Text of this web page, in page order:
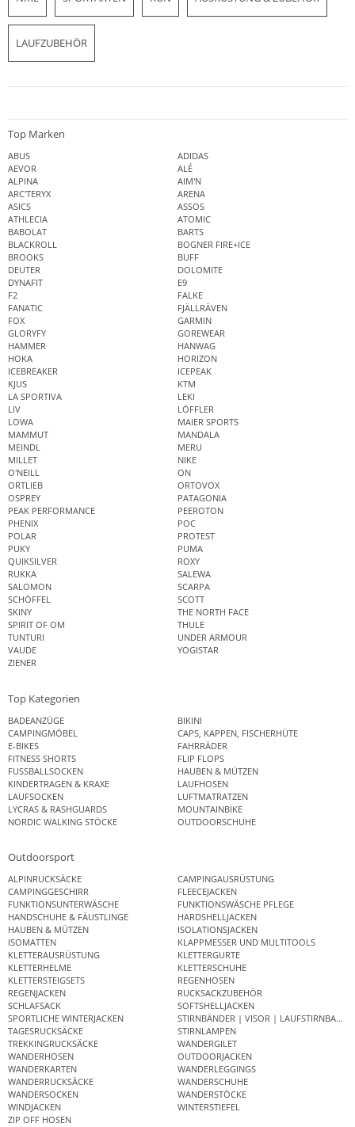
LAUFZUBEHÖR
Top Marken
ABUS
ADIDAS
AEVOR
ALÉ
ALPINA
AIM'N
ARC'TERYX
ARENA
ASICS
ASSOS
ATHLECIA
ATOMIC
BABOLAT
BARTS
BLACKROLL
BOGNER FIRE+ICE
BROOKS
BUFF
DEUTER
DOLOMITE
DYNAFIT
E9
F2
FALKE
FANATIC
FJÄLLRÄVEN
FOX
GARMIN
GLORYFY
GOREWEAR
HAMMER
HANWAG
HOKA
HORIZON
ICEBREAKER
ICEPEAK
KJUS
KTM
LA SPORTIVA
LEKI
LIV
LÖFFLER
LOWA
MAIER SPORTS
MAMMUT
MANDALA
MEINDL
MERU
MILLET
NIKE
O'NEILL
ON
ORTLIEB
ORTOVOX
OSPREY
PATAGONIA
PEAK PERFORMANCE
PEEROTON
PHENIX
POC
POLAR
PROTEST
PUKY
PUMA
QUIKSILVER
ROXY
RUKKA
SALEWA
SALOMON
SCARPA
SCHÖFFEL
SCOTT
SKINY
THE NORTH FACE
SPIRIT OF OM
THULE
TUNTURI
UNDER ARMOUR
VAUDE
YOGISTAR
ZIENER
Top Kategorien
BADEANZÜGE
BIKINI
CAMPINGMÖBEL
CAPS, KAPPEN, FISCHERHÜTE
E-BIKES
FAHRRÄDER
FITNESS SHORTS
FLIP FLOPS
FUSSBALLSOCKEN
HAUBEN & MÜTZEN
KINDERTRAGEN & KRAXE
LAUFHOSEN
LAUFSOCKEN
LUFTMATRATZEN
LYCRAS & RASHGUARDS
MOUNTAINBIKE
NORDIC WALKING STÖCKE
OUTDOORSCHUHE
Outdoorsport
ALPINRUCKSÄCKE
CAMPINGAUSRÜSTUNG
CAMPINGGESCHIRR
FLEECEJACKEN
FUNKTIONSUNTERWÄSCHE
FUNKTIONSWÄSCHE PFLEGE
HANDSCHUHE & FÄUSTLINGE
HARDSHELLJACKEN
HAUBEN & MÜTZEN
ISOLATIONSJACKEN
ISOMATTEN
KLAPPMESSER UND MULTITOOLS
KLETTERAUSRÜSTUNG
KLETTERGURTE
KLETTERHELME
KLETTERSCHUHE
KLETTERSTEIGSETS
REGENHOSEN
REGENJACKEN
RUCKSACKZUBEHÖR
SCHLAFSACK
SOFTSHELLJACKEN
SPORTLICHE WINTERJACKEN
STIRNBÄNDER | VISOR | LAUFSTIRNBAND
TAGESRUCKSÄCKE
STIRNLAMPEN
TREKKINGRUCKSÄCKE
WANDERGILET
WANDERHOSEN
OUTDOORJACKEN
WANDERKARTEN
WANDERLEGGINGS
WANDERRUCKSÄCKE
WANDERSCHUHE
WANDERSOCKEN
WANDERSTÖCKE
WINDJACKEN
WINTERSTIEFEL
ZIP OFF HOSEN